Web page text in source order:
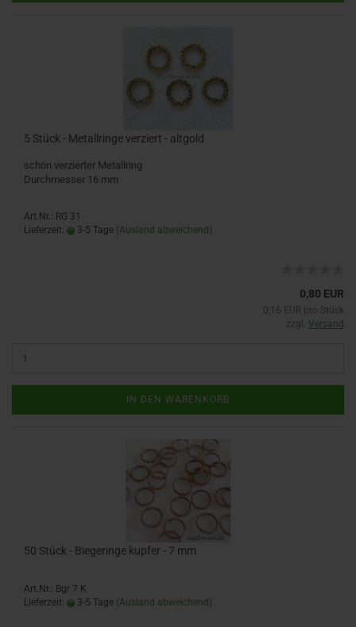
5 Stück - Metallringe verziert - altgold
schön verzierter Metallring
Durchmesser 16 mm
Art.Nr.: RG 31
Lieferzeit:
3-5 Tage (Ausland abweichend)
0,80 EUR
0,16 EUR pro Stück
zzgl. Versand
IN DEN WARENKORB
50 Stück - Biegeringe kupfer - 7 mm
Art.Nr.: Bgr 7 K
Lieferzeit:
3-5 Tage (Ausland abweichend)